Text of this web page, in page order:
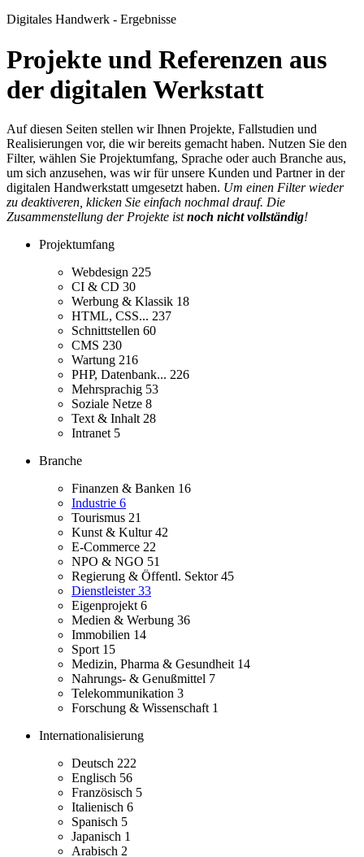
Digitales Handwerk - Ergebnisse
Projekte und Referenzen aus
der digitalen Werkstatt
Auf diesen Seiten stellen wir Ihnen Projekte, Fallstudien und
Realisierungen vor, die wir bereits gemacht haben. Nutzen Sie den
Filter, wählen Sie Projektumfang, Sprache oder auch Branche aus,
um sich anzusehen, was wir für unsere Kunden und Partner in der
digitalen Handwerkstatt umgesetzt haben. Um einen Filter wieder
zu deaktiveren, klicken Sie einfach nochmal drauf. Die
Zusammenstellung der Projekte istnoch nicht vollständig!
Projektumfang
Webdesign 225
CI & CD 30
Werbung & Klassik 18
HTML, CSS... 237
Schnittstellen 60
CMS 230
Wartung 216
PHP, Datenbank... 226
Mehrsprachig 53
Soziale Netze 8
Text & Inhalt 28
Intranet 5
Branche
Finanzen & Banken 16
Industrie 6
Tourismus 21
Kunst & Kultur42
E-Commerce 22
NPO & NGO 51
Regierung & Öffentl. Sektor45
Dienstleister33
Eigenprojekt 6
Medien & Werbung 36
Immobilien 14
Sport 15
Medizin, Pharma & Gesundheit 14
Nahrungs- & Genußmittel 7
Telekommunikation 3
Forschung & Wissenschaft 1
Internationalisierung
Deutsch 222
Englisch 56
Französisch 5
Italienisch 6
Spanisch 5
Japanisch 1
Arabisch 2